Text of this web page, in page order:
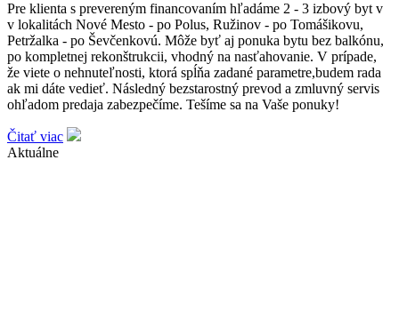
Pre klienta s prevereným financovaním hľadáme 2 - 3 izbový byt v
v lokalitách Nové Mesto - po Polus, Ružinov - po Tomášikovu,
Petržalka - po Ševčenkovú. Môže byť aj ponuka bytu bez balkónu,
po kompletnej rekonštrukcii, vhodný na nasťahovanie. V prípade,
že viete o nehnuteľnosti, ktorá spĺňa zadané parametre,budem rada
ak mi dáte vedieť. Následný bezstarostný prevod a zmluvný servis
ohľadom predaja zabezpečíme. Tešíme sa na Vaše ponuky!
Čitať viac
Aktuálne